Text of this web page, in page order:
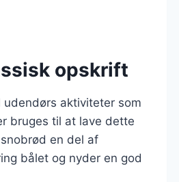
opskrift
aktiviteter som
bruges til at lave dette
en del af
bålet og nyder en god